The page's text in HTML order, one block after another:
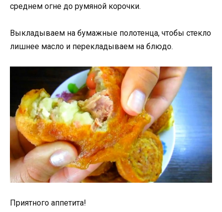
среднем огне до румяной корочки.
Выкладываем на бумажные полотенца, чтобы стекло
лишнее масло и перекладываем на блюдо.
Приятного аппетита!